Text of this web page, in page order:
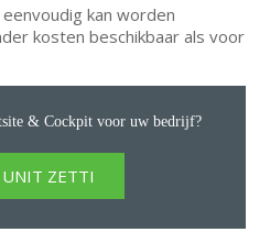
kan worden
kosten beschikbaar als voor
& Cockpit voor uw bedrijf?
ZETTI